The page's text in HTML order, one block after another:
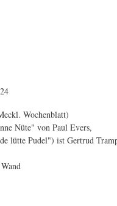
Wochenblatt)
Nüte" von Paul Evers,
lütte Pudel") ist Gertrud